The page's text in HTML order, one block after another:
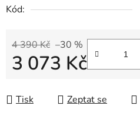
Kód:
4 390 Kč –30 %
3 073 Kč
Tisk Zeptat se